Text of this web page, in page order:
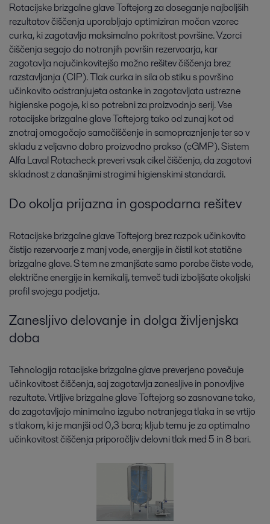
Rotacijske brizgalne glave Toftejorg za doseganje najboljših
rezultatov čiščenja uporabljajo optimiziran močan vzorec
curka, ki zagotavlja maksimalno pokritost površine. Vzorci
čiščenja segajo do notranjih površin rezervoarja, kar
zagotavlja najučinkovitejšo možno rešitev čiščenja brez
razstavljanja (CIP). Tlak curka in sila ob stiku s površino
učinkovito odstranjujeta ostanke in zagotavljata ustrezne
higienske pogoje, ki so potrebni za proizvodnjo serij. Vse
rotacijske brizgalne glave Toftejorg tako od zunaj kot od
znotraj omogočajo samočiščenje in samopraznjenje ter so v
skladu z veljavno dobro proizvodno prakso (cGMP). Sistem
Alfa Laval Rotacheck preveri vsak cikel čiščenja, da zagotovi
skladnost z današnjimi strogimi higienskimi standardi.
Do okolja prijazna in gospodarna rešitev
Rotacijske brizgalne glave Toftejorg brez razpok učinkovito
čistijo rezervoarje z manj vode, energije in čistil kot statične
brizgalne glave. S tem ne zmanjšate samo porabe čiste vode,
električne energije in kemikalij, temveč tudi izboljšate okoljski
profil svojega podjetja.
Zanesljivo delovanje in dolga življenjska
doba
Tehnologija rotacijske brizgalne glave preverjeno povečuje
učinkovitost čiščenja, saj zagotavlja zanesljive in ponovljive
rezultate. Vrtljive brizgalne glave Toftejorg so zasnovane tako,
da zagotavljajo minimalno izgubo notranjega tlaka in se vrtijo
s tlakom, ki je manjši od 0,3 bara; kljub temu je za optimalno
učinkovitost čiščenja priporočljiv delovni tlak med 5 in 8 bari.